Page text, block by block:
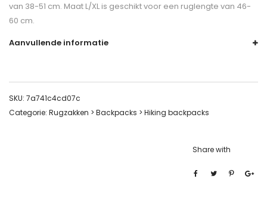
van 38-51 cm. Maat L/XL is geschikt voor een ruglengte van 46-
60 cm.
Aanvullende informatie
SKU: 7a741c4cd07c
Categorie: Rugzakken > Backpacks > Hiking backpacks
Share with